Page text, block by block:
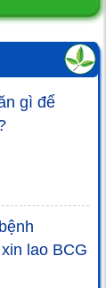
gì để
lao BCG